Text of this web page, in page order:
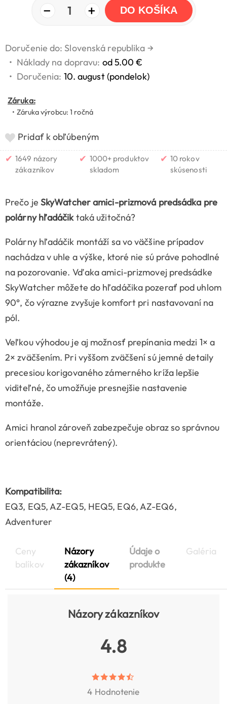
− 1 + DO KOŠÍKA
Doručenie do: Slovenská republika →
• Náklady na dopravu: od 5.00 €
• Doručenia: 10. august (pondelok)
Záruka:
• Záruka výrobcu: 1 ročná
Pridať k obľúbeným
✔ 1649 názory
zákazníkov
✔ 1000+ produktov
skladom
✔ 10 rokov
skúsenosti
Prečo je SkyWatcher amici-prizmová predsádka pre
polárny hľadáčiktaká užitočná?
Polárny hľadáčik montáží sa vo väčšine prípadov
nachádza v uhle a výške, ktoré nie sú práve pohodlné
na pozorovanie. Vďaka amici-prizmovej predsádke
SkyWatcher môžete do hľadáčika pozerať pod uhlom
90°, čo výrazne zvyšuje komfort pri nastavovaní na
pól.
Veľkou výhodou je aj možnosť prepínania medzi 1× a
2× zväčšením. Pri vyššom zväčšení sú jemné detaily
precesiou korigovaného zámerného kríža lepšie
viditeľné, čo umožňuje presnejšie nastavenie
montáže.
Amici hranol zároveň zabezpečuje obraz so správnou
orientáciou (neprevrátený).
Kompatibilita:
EQ3, EQ5, AZ-EQ5, HEQ5, EQ6, AZ-EQ6,
Adventurer
Ceny
balíkov
Názory
zákazníkov
(4)
Údaje o
produkte
Galéria
Názory zákazníkov
4.8
4 Hodnotenie